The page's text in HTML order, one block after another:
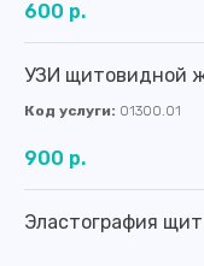
600 р.
УЗИ щитовидной
Код услуги: 01300.01
900 р.
Эластография